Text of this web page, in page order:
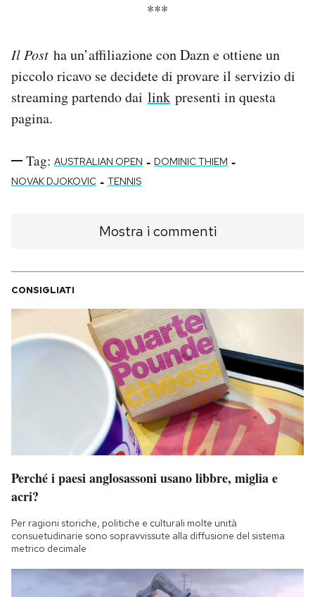
***
Il Post ha un’affiliazione con Dazn e ottiene un
piccolo ricavo se decidete di provare il servizio di
streaming partendo dai link presenti in questa
pagina.
Tag: AUSTRALIAN OPEN - DOMINIC THIEM -
NOVAK DJOKOVIC - TENNIS
Mostra i commenti
CONSIGLIATI
Perché i paesi anglosassoni usano libbre, miglia e
acri?
Per ragioni storiche, politiche e culturali molte unità
consuetudinarie sono sopravvissute alla diffusione del sistema
metrico decimale